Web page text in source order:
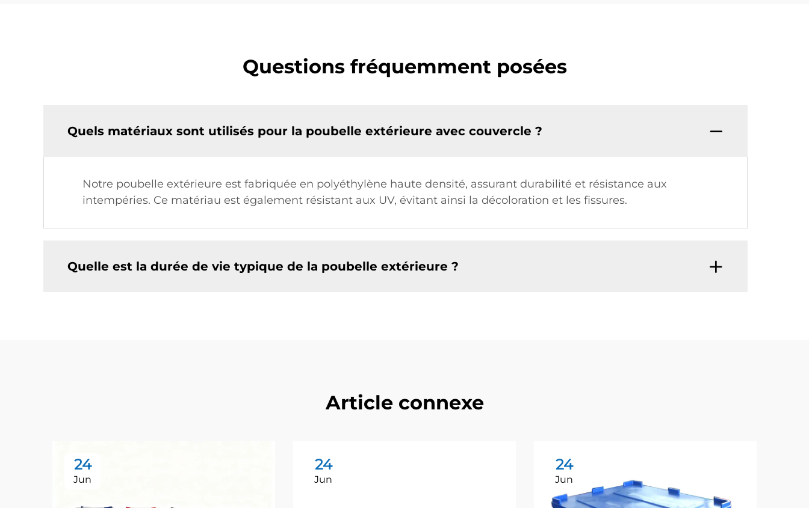
Questions fréquemment posées
Quels matériaux sont utilisés pour la poubelle extérieure avec couvercle ?
Notre poubelle extérieure est fabriquée en polyéthylène haute densité, assurant durabilité et résistance aux
intempéries. Ce matériau est également résistant aux UV, évitant ainsi la décoloration et les fissures.
Quelle est la durée de vie typique de la poubelle extérieure ?
Article connexe
24
Jun
24
Jun
24
Jun